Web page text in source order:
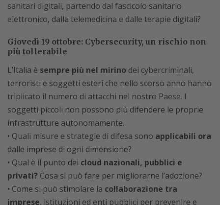
sanitari digitali, partendo dal fascicolo sanitario
elettronico, dalla telemedicina e dalle terapie digitali?
Giovedì 19 ottobre: Cybersecurity, un rischio non
più tollerabile
L’Italia è sempre più nel mirino dei cybercriminali,
terroristi e soggetti esteri che nello scorso anno hanno
triplicato il numero di attacchi nel nostro Paese. I
soggetti piccoli non possono più difendere le proprie
infrastrutture autonomamente.
• Quali misure e strategie di difesa sono applicabili ora
dalle imprese di ogni dimensione?
• Qual è il punto dei cloud nazionali, pubblici e
privati? Cosa si può fare per migliorarne l’adozione?
• Come si può stimolare la collaborazione tra
imprese, istituzioni ed enti pubblici per prevenire e